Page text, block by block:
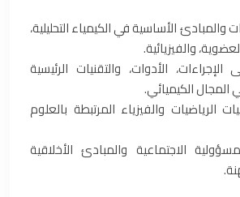
والمبادئ الأساسية في الكيمياء التحليلية،
والفيزيائية.
الأدوات، والتقنيات الرئيسية
الكيميائي.
الرياضيات والفيزياء المرتبطة بالعلوم
الاجتماعية والمبادئ الأخلاقية